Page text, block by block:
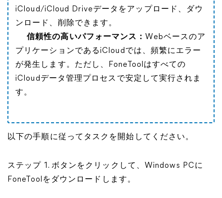
iCloud/iCloud Driveデータをアップロード、ダウ
ンロード、削除できます。
信頼性の高いパフォーマンス： Webベースのア
プリケーションであるiCloudでは、頻繁にエラー
が発生します。ただし、FoneToolはすべての
iCloudデータ管理プロセスで安定して実行されま
す。
以下の手順に従ってタスクを開始してください。
ステップ 1. ボタンをクリックして、Windows PCに
FoneToolをダウンロードします。